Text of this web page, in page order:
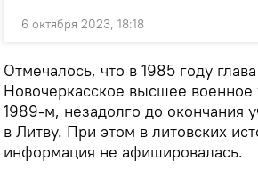
6 октября 2023, 18:18
Отмечалось, что в 1985 году
Новочеркасское высшее
1989-м, незадолго до окончания
в Литву. При этом в литовских
информация не афишировалась.